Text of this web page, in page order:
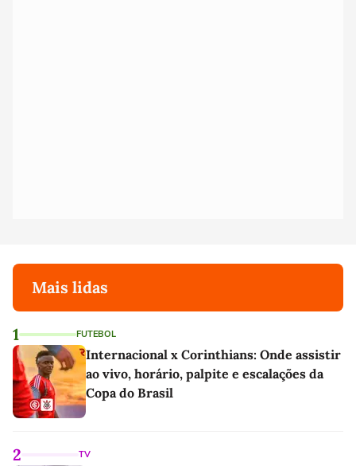
Mais lidas
1 FUTEBOL
Internacional x Corinthians: Onde assistir
ao vivo, horário, palpite e escalações da
Copa do Brasil
2 TV